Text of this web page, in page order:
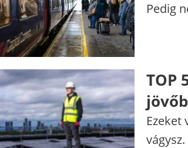
Pedig
TOP
Ezeket
vágysz.